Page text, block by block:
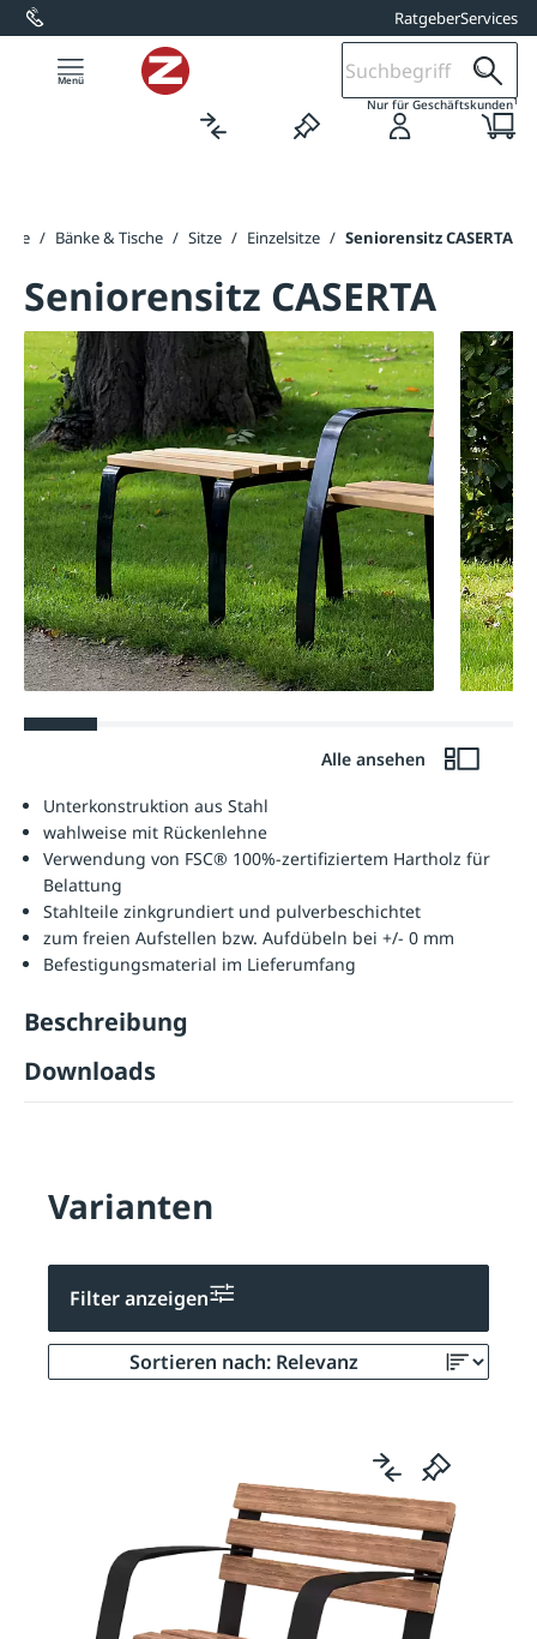
springen RatgeberServices
Nur für Geschäftskunden1
/ Bänke & Tische / Sitze / Einzelsitze / Seniorensitz CASERTA
Seniorensitz CASERTA
Alle ansehen
Unterkonstruktion aus Stahl
wahlweise mit Rückenlehne
Verwendung von FSC® 100%-zertifiziertem Hartholz für
Belattung
Stahlteile zinkgrundiert und pulverbeschichtet
zum freien Aufstellen bzw. Aufdübeln bei +/- 0 mm
Befestigungsmaterial im Lieferumfang
Beschreibung
Downloads
Varianten
Filter anzeigen